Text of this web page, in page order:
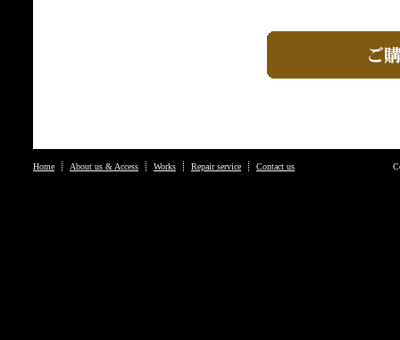
Home About us & Access Works Repair service Contact us